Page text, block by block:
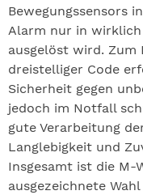
Bewegungssensors
Alarm nur in
ausgelöst wird. Zum
dreistelliger Code
Sicherheit gegen
jedoch im Notfall
gute Verarbeitung
Langlebigkeit und
Insgesamt ist die M-
ausgezeichnete